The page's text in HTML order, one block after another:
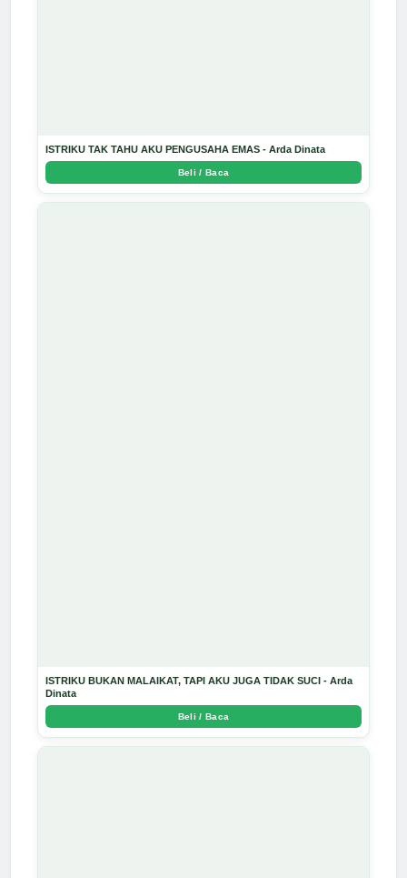
ISTRIKU TAK TAHU AKU PENGUSAHA EMAS - Arda Dinata
Beli / Baca
ISTRIKU BUKAN MALAIKAT, TAPI AKU JUGA TIDAK SUCI - Arda
Dinata
Beli / Baca